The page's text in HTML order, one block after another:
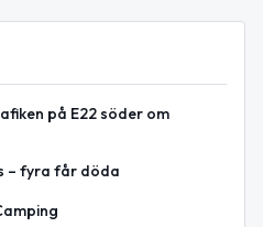
på E22 söder om
– fyra får döda